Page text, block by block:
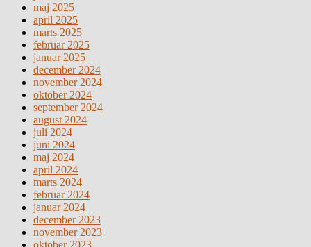
maj 2025
april 2025
marts 2025
februar 2025
januar 2025
december 2024
november 2024
oktober 2024
september 2024
august 2024
juli 2024
juni 2024
maj 2024
april 2024
marts 2024
februar 2024
januar 2024
december 2023
november 2023
oktober 2023